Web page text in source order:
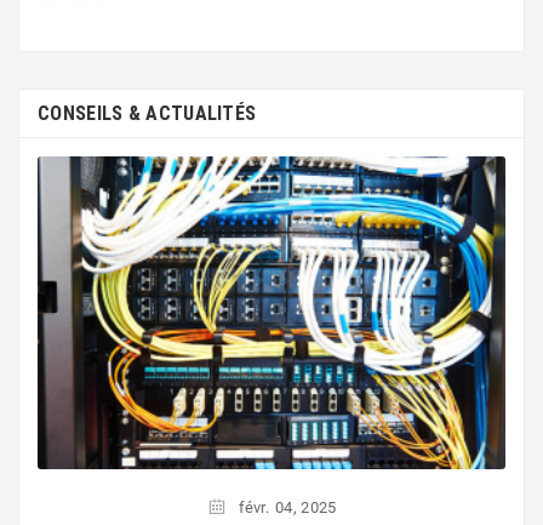
CONSEILS & ACTUALITÉS
févr. 04, 2025